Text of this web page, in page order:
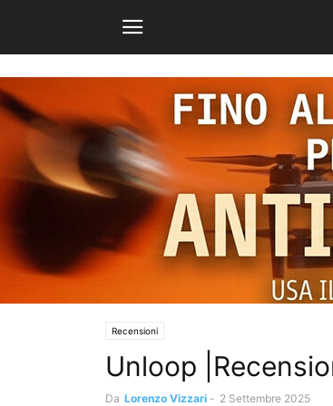
Recensioni
Unloop
Da Lorenzo Vizzari - 2 Settembre 2025